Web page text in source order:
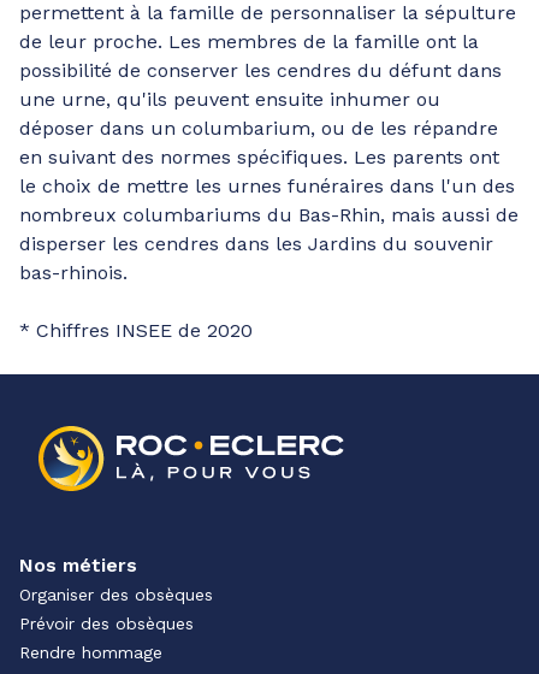
permettent à la famille de personnaliser la sépulture
de leur proche. Les membres de la famille ont la
possibilité de conserver les cendres du défunt dans
une urne, qu'ils peuvent ensuite inhumer ou
déposer dans un columbarium, ou de les répandre
en suivant des normes spécifiques. Les parents ont
le choix de mettre les urnes funéraires dans l'un des
nombreux columbariums du Bas-Rhin, mais aussi de
disperser les cendres dans les Jardins du souvenir
bas-rhinois.
* Chiffres INSEE de 2020
Nos métiers
Organiser des obsèques
Prévoir des obsèques
Rendre hommage